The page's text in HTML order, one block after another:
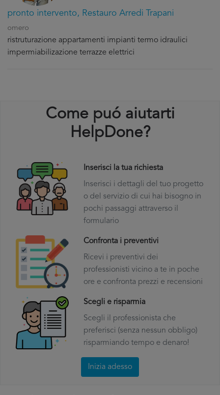
pronto intervento, Restauro Arredi Trapani
omero
ristruturazione appartamenti impianti termo idraulici
impermiabilizazione terrazze elettrici
Come puó aiutarti
HelpDone?
Inserisci la tua richiesta
Inserisci i dettagli del tuo progetto
o del servizio di cui hai bisogno in
pochi passaggi attraverso il
formulario
Confronta i preventivi
Ricevi i preventivi dei
professionisti vicino a te in poche
ore e confronta prezzi e recensioni
Scegli e risparmia
Scegli il professionista che
preferisci (senza nessun obbligo)
risparmiando tempo e denaro!
Inizia adesso